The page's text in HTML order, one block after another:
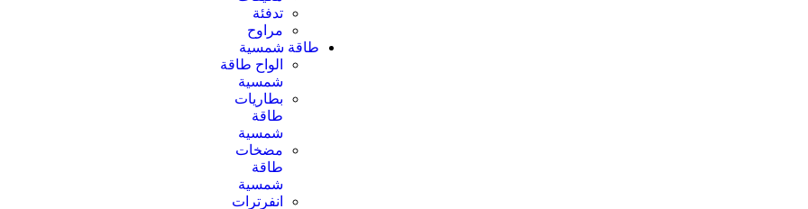
تدفئة
مراوح
طاقة شمسية
الواح طاقة
شمسية
بطاريات
طاقة
شمسية
مضخات
طاقة
شمسية
انفرترات